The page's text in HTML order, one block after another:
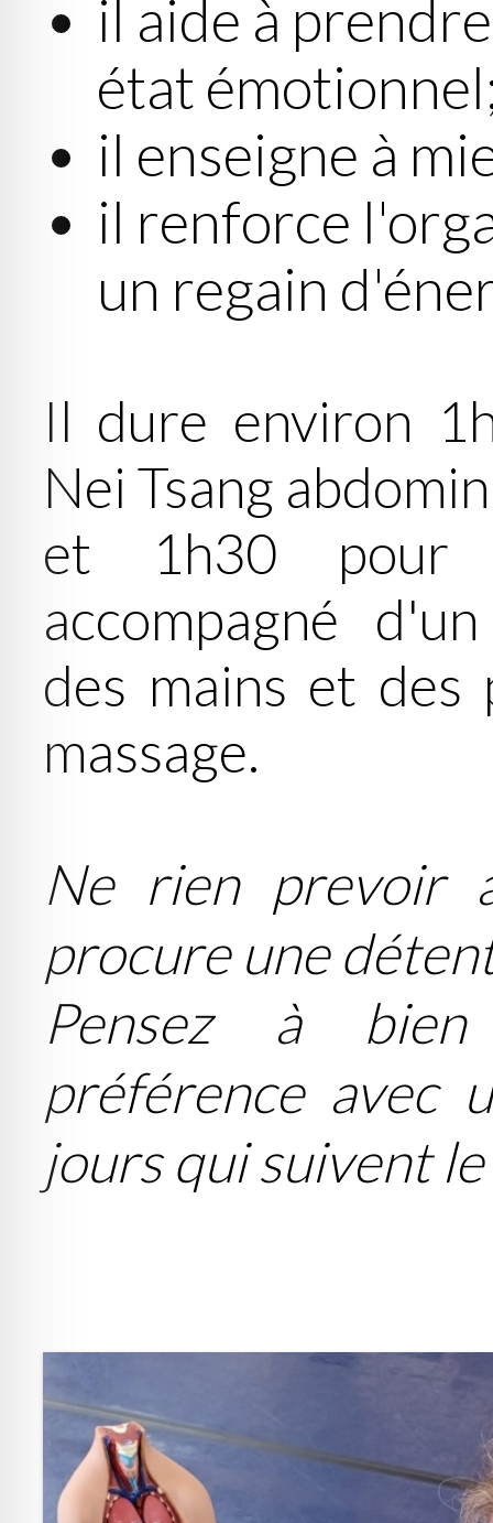
il aide à
état
il enseigne à
il renforce
un regain
Il dure environ
Nei Tsang
et 1h30 pour
accompagné
des mains et
massage.
Ne rien prevoir
procure une
Pensez à
préférence avec
jours qui suivent